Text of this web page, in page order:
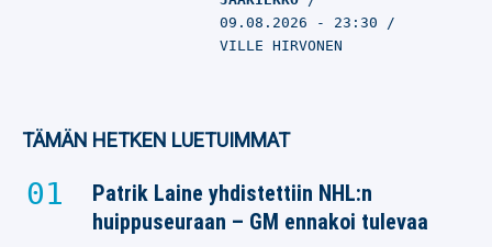
09.08.2026 - 23:30
VILLE HIRVONEN
TÄMÄN HETKEN LUETUIMMAT
Patrik Laine yhdistettiin NHL:n
huippuseuraan – GM ennakoi tulevaa